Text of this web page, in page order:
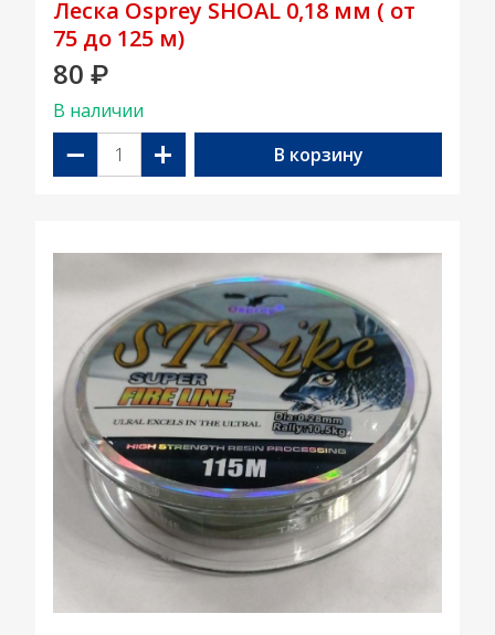
Леска Osprey SHOAL 0,18 мм ( от
75 до 125 м)
80 ₽
В наличии
− + В корзину